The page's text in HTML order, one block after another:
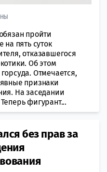
пройти
на пять суток
отказавшегося
Об этом
Отмечается,
признаки
На заседании
фигурант...
без прав за